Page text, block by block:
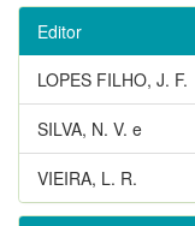
Editor
LOPES FILHO, J. F.
SILVA, N. V. e
VIEIRA, L. R.